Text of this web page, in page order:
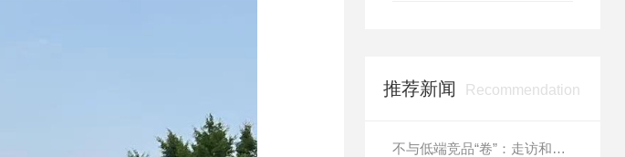
推荐新闻 Recommendation
不与低端竞品“卷”：走访和晟科技，探寻国产热分析如何行稳致远